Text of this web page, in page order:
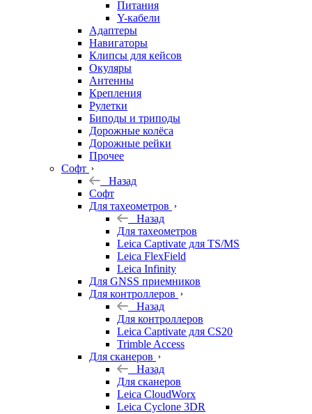
Питания
Y-кабели
Адаптеры
Навигаторы
Клипсы для кейсов
Окуляры
Антенны
Крепления
Рулетки
Биподы и триподы
Дорожные колёса
Дорожные рейки
Прочее
Софт
Назад
Софт
Для тахеометров
Назад
Для тахеометров
Leica Captivate для TS/MS
Leica FlexField
Leica Infinity
Для GNSS приемников
Для контроллеров
Назад
Для контроллеров
Leica Captivate для CS20
Trimble Access
Для сканеров
Назад
Для сканеров
Leica CloudWorx
Leica Cyclone 3DR